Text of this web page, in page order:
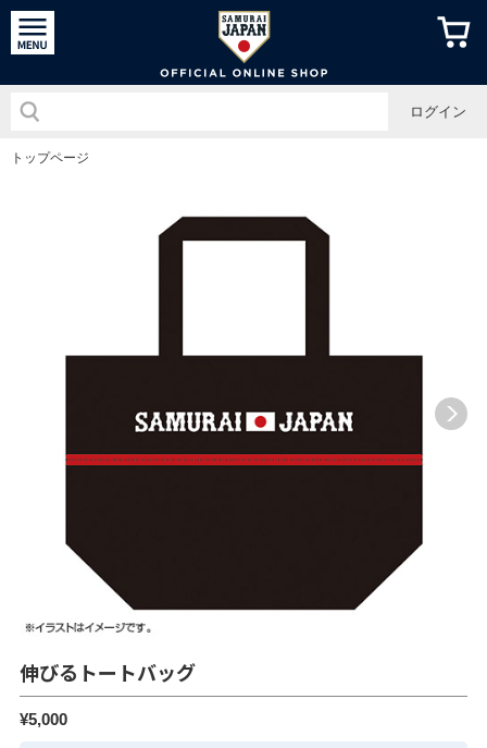
侍ジャパ
ログイン
トップページ
伸びるトートバッグ
¥5,000